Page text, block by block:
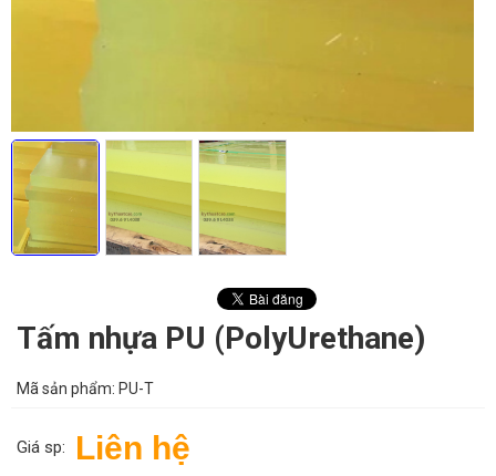
Tấm nhựa PU (PolyUrethane)
Mã sản phẩm: PU-T
Giá sp: Liên hệ